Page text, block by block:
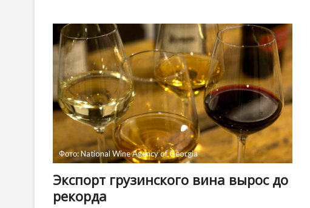
Семилет
о
беженке
из
Мариуполя
Грузии
Фото: National Wine Agency of Georgia
Экспорт грузинского вина вырос до
рекорда